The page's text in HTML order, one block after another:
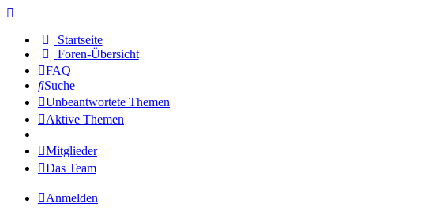
Startseite
Foren-Übersicht
FAQ
Suche
Unbeantwortete Themen
Aktive Themen
Mitglieder
Das Team
Anmelden